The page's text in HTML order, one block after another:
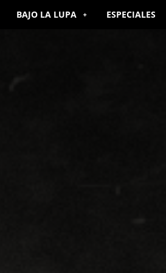
BAJO LA LUPA ESPECIALES